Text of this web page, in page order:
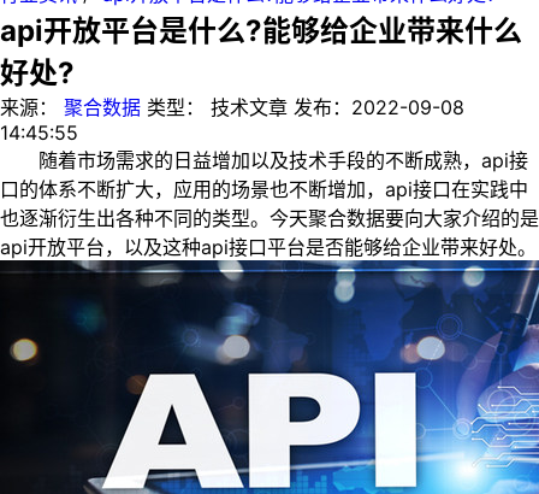
api开放平台是什么?能够给企业带来什么
好处?
来源： 聚合数据 类型： 技术文章 发布： 2022-09-08
14:45:55
随着市场需求的日益增加以及技术手段的不断成熟，api接
口的体系不断扩大，应用的场景也不断增加，api接口在实践中
也逐渐衍生出各种不同的类型。今天聚合数据要向大家介绍的是
api开放平台，以及这种api接口平台是否能够给企业带来好处。